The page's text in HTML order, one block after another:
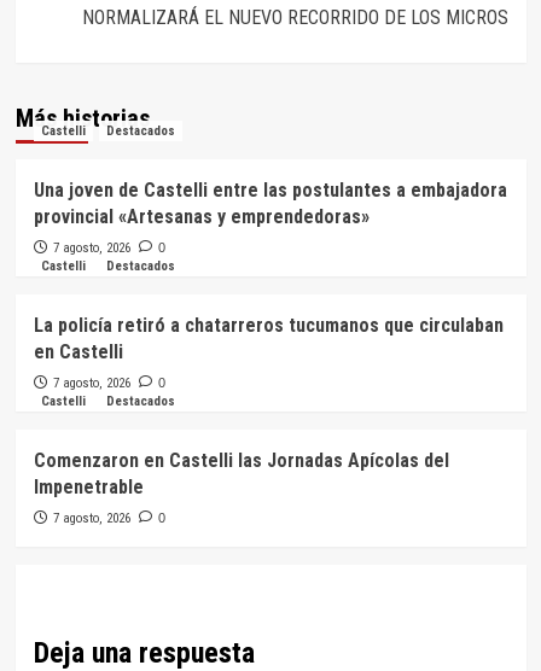
NORMALIZARÁ EL NUEVO RECORRIDO DE LOS MICROS
Más historias
Castelli Destacados
Una joven de Castelli entre las postulantes a embajadora
provincial «Artesanas y emprendedoras»
7 agosto, 2026 0
Castelli Destacados
La policía retiró a chatarreros tucumanos que circulaban
en Castelli
7 agosto, 2026 0
Castelli Destacados
Comenzaron en Castelli las Jornadas Apícolas del
Impenetrable
7 agosto, 2026 0
Deja una respuesta